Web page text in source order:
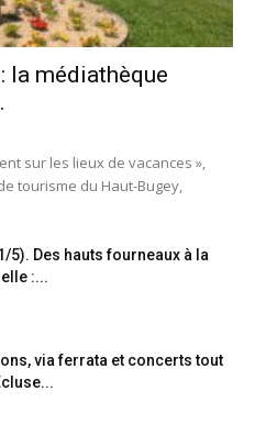
la médiathèque
sur les lieux de vacances »,
tourisme du Haut-Bugey,
5). Des hauts fourneaux à la
:...
via ferrata et concerts tout